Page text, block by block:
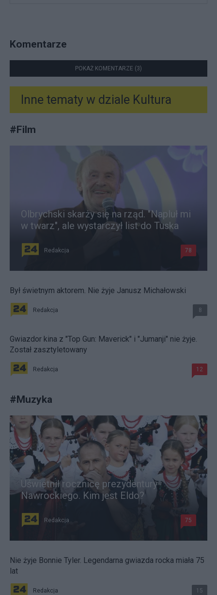
Komentarze
POKAŻ KOMENTARZE (3)
Inne tematy w dziale Kultura
#Film
Olbrychski skarży się na rząd. "Napluł mi
w twarz", ale wystarczył list do Tuska
Redakcja 78
Był świetnym aktorem. Nie żyje Janusz Michałowski
Redakcja 8
Gwiazdor kina z "Top Gun: Maverick" i "Jumanji" nie żyje.
Został zasztyletowany
Redakcja 12
#Muzyka
Uświetnił rocznicę prezydentury
Nawrockiego. Kim jest Eldo?
Redakcja 75
Nie żyje Bonnie Tyler. Legendarna gwiazda rocka miała 75
lat
Redakcja 15